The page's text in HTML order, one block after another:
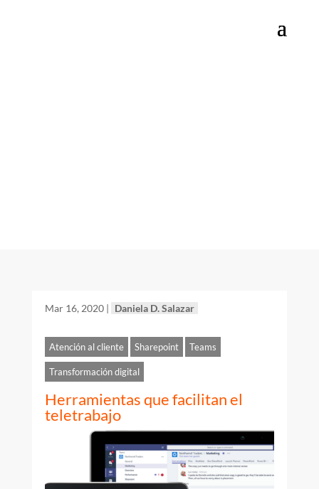
Mar 16, 2020| Daniela D. Salazar
Atención al cliente Sharepoint Teams
Transformación digital
Herramientas que facilitan el
teletrabajo